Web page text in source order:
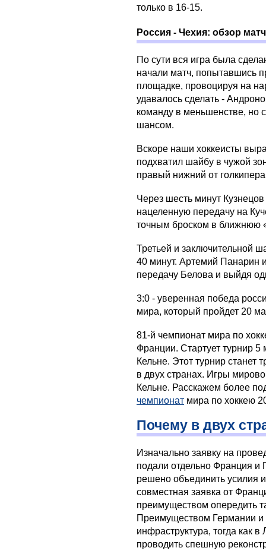
только в 16-15.
Россия - Чехия: обзор
По сути вся игра была
начали матч, попытавшись
площадке, провоцируя на
удавалось сделать -
команду в меньшенстве, но
шансом.
Вскоре наши хоккеисты
подхватил шайбу в чужой
правый нижний от голкипера
Через шесть минут
нацеленную передачу на
точным броском в ближнюю
Третьей и заключительной
40 минут. Артемий Панарин
передачу Белова и выйдя
3:0 - уверенная победа
мира, который пройдет 20
81-й чемпионат мира по
Франции. Стартует турнир
Кельне. Этот турнир станет
в двух странах. Игры
Кельне. Расскажем более
чемпионат мира по хоккею
Почему в двух
Изначально заявку на
подали отдельно Франция и
решено объединить усилия
совместная заявка от
преимуществом опередить
Преимуществом Германии
инфраструктура, тогда как
проводить спешную